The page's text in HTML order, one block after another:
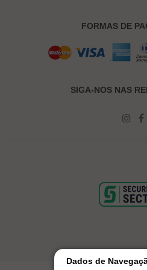
FORMAS DE
SIGA-NOS NAS
Dados de